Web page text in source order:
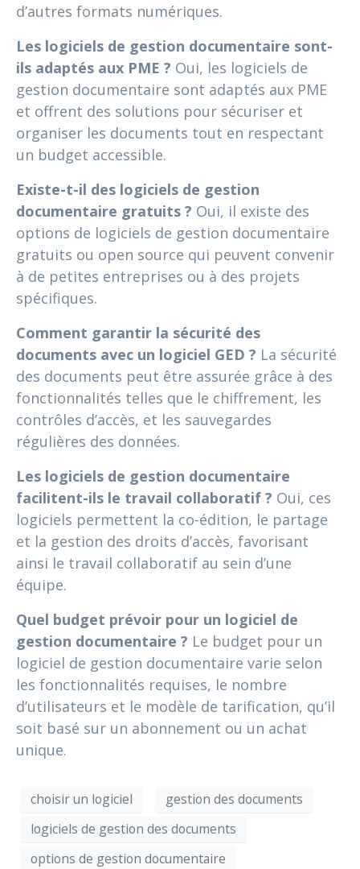
d’autres formats numériques.
Les logiciels de gestion documentaire sont-
ils adaptés aux PME ? Oui, les logiciels de
gestion documentaire sont adaptés aux PME
et offrent des solutions pour sécuriser et
organiser les documents tout en respectant
un budget accessible.
Existe-t-il des logiciels de gestion
documentaire gratuits ? Oui, il existe des
options de logiciels de gestion documentaire
gratuits ou open source qui peuvent convenir
à de petites entreprises ou à des projets
spécifiques.
Comment garantir la sécurité des
documents avec un logiciel GED ? La sécurité
des documents peut être assurée grâce à des
fonctionnalités telles que le chiffrement, les
contrôles d’accès, et les sauvegardes
régulières des données.
Les logiciels de gestion documentaire
facilitent-ils le travail collaboratif ? Oui, ces
logiciels permettent la co-édition, le partage
et la gestion des droits d’accès, favorisant
ainsi le travail collaboratif au sein d’une
équipe.
Quel budget prévoir pour un logiciel de
gestion documentaire ? Le budget pour un
logiciel de gestion documentaire varie selon
les fonctionnalités requises, le nombre
d’utilisateurs et le modèle de tarification, qu’il
soit basé sur un abonnement ou un achat
unique.
choisir un logiciel
gestion des documents
logiciels de gestion des documents
options de gestion documentaire